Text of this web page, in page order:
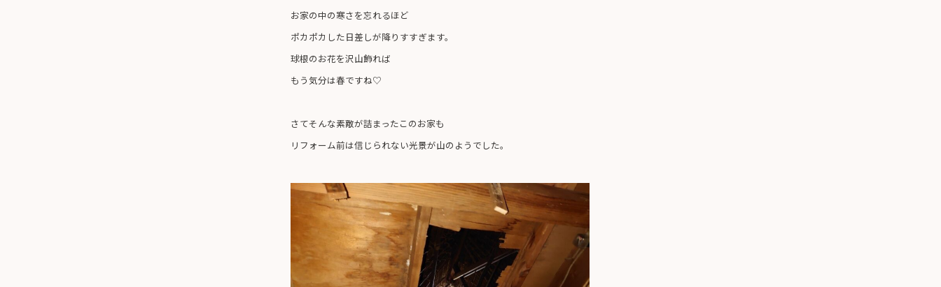
お家の中の寒さを忘れるほど
ポカポカした日差しが降りすすぎます。
球根のお花を沢山飾れば
もう気分は春ですね♡
さてそんな素敵が詰まったこのお家も
リフォーム前は信じられない光景が山のようでした。